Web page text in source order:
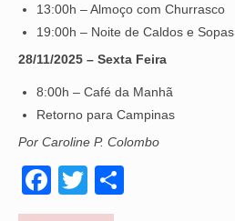
13:00h – Almoço com Churrasco
19:00h – Noite de Caldos e Sopas
28/11/2025 – Sexta Feira
8:00h – Café da Manhã
Retorno para Campinas
Por Caroline P. Colombo
Facebook
Twitter